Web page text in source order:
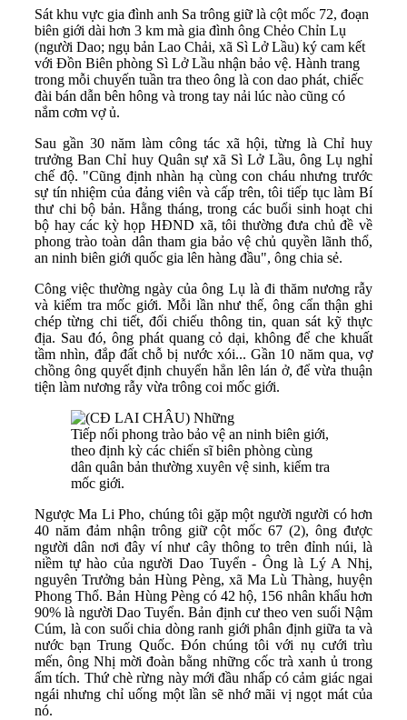
Sát khu vực gia đình anh Sa trông giữ là cột mốc 72, đoạn
biên giới dài hơn 3 km mà gia đình ông Chẻo Chỉn Lụ
(người Dao; ngụ bản Lao Chải, xã Sì Lở Lầu) ký cam kết
với Đồn Biên phòng Sì Lở Lầu nhận bảo vệ. Hành trang
trong mỗi chuyến tuần tra theo ông là con dao phát, chiếc
đài bán dẫn bên hông và trong tay nải lúc nào cũng có
nắm cơm vợ ủ.
Sau gần 30 năm làm công tác xã hội, từng là Chỉ huy
trưởng Ban Chỉ huy Quân sự xã Sì Lở Lầu, ông Lụ nghỉ
chế độ. "Cũng định nhàn hạ cùng con cháu nhưng trước
sự tín nhiệm của đảng viên và cấp trên, tôi tiếp tục làm Bí
thư chi bộ bản. Hằng tháng, trong các buổi sinh hoạt chi
bộ hay các kỳ họp HĐND xã, tôi thường đưa chủ đề về
phong trào toàn dân tham gia bảo vệ chủ quyền lãnh thổ,
an ninh biên giới quốc gia lên hàng đầu", ông chia sẻ.
Công việc thường ngày của ông Lụ là đi thăm nương rẫy
và kiểm tra mốc giới. Mỗi lần như thế, ông cẩn thận ghi
chép từng chi tiết, đối chiếu thông tin, quan sát kỹ thực
địa. Sau đó, ông phát quang cỏ dại, không để che khuất
tầm nhìn, đắp đất chỗ bị nước xói... Gần 10 năm qua, vợ
chồng ông quyết định chuyển hẳn lên lán ở, để vừa thuận
tiện làm nương rẫy vừa trông coi mốc giới.
Tiếp nối phong trào bảo vệ an ninh biên giới,
theo định kỳ các chiến sĩ biên phòng cùng
dân quân bản thường xuyên vệ sinh, kiểm tra
mốc giới.
Ngược Ma Li Pho, chúng tôi gặp một người người có hơn
40 năm đảm nhận trông giữ cột mốc 67 (2), ông được
người dân nơi đây ví như cây thông to trên đỉnh núi, là
niềm tự hào của người Dao Tuyển - Ông là Lý A Nhị,
nguyên Trưởng bản Hùng Pèng, xã Ma Lù Thàng, huyện
Phong Thổ. Bản Hùng Pèng có 42 hộ, 156 nhân khẩu hơn
90% là người Dao Tuyển. Bản định cư theo ven suối Nậm
Cúm, là con suối chia dòng ranh giới phân định giữa ta và
nước bạn Trung Quốc. Đón chúng tôi với nụ cưới trìu
mến, ông Nhị mời đoàn bằng những cốc trà xanh ủ trong
ấm tích. Thứ chè rừng này mới đầu nhấp có cảm giác ngai
ngái nhưng chỉ uống một lần sẽ nhớ mãi vị ngọt mát của
nó.